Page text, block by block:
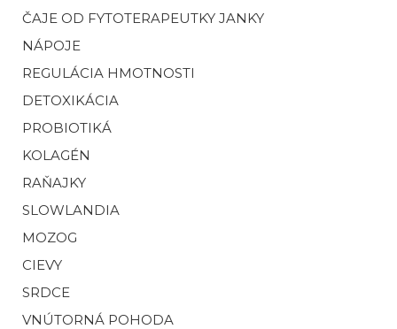
ČAJE OD FYTOTERAPEUTKY JANKY
NÁPOJE
REGULÁCIA HMOTNOSTI
DETOXIKÁCIA
PROBIOTIKÁ
KOLAGÉN
RAŇAJKY
SLOWLANDIA
MOZOG
CIEVY
SRDCE
VNÚTORNÁ POHODA